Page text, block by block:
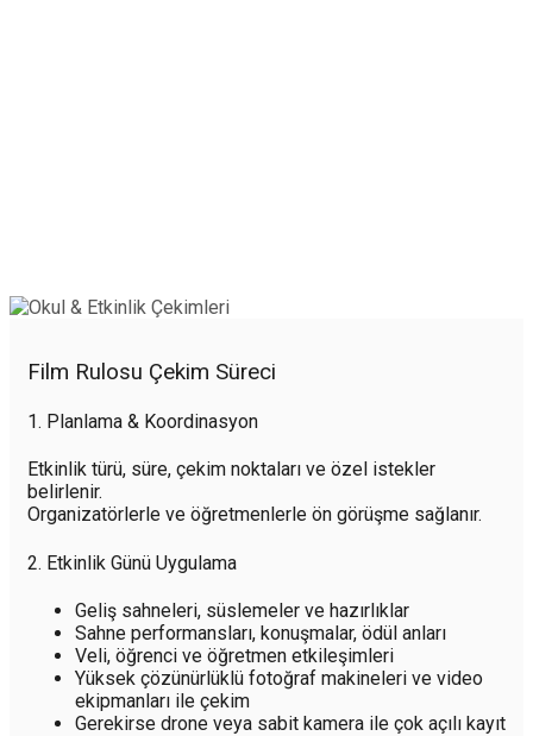
Film Rulosu Çekim Süreci
1. Planlama & Koordinasyon
Etkinlik türü, süre, çekim noktaları ve özel istekler
belirlenir.
Organizatörlerle ve öğretmenlerle ön görüşme sağlanır.
2. Etkinlik Günü Uygulama
Geliş sahneleri, süslemeler ve hazırlıklar
Sahne performansları, konuşmalar, ödül anları
Veli, öğrenci ve öğretmen etkileşimleri
Yüksek çözünürlüklü fotoğraf makineleri ve video
ekipmanları ile çekim
Gerekirse drone veya sabit kamera ile çok açılı kayıt